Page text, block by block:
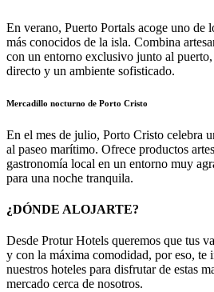
En verano, Puerto Portals acoge uno de
más conocidos de la isla. Combina
con un entorno exclusivo junto al
directo y un ambiente sofisticado.
Mercadillo nocturno de Porto Cristo
En el mes de julio, Porto Cristo celebra
al paseo marítimo. Ofrece productos
gastronomía local en un entorno muy
para una noche tranquila.
¿DÓNDE ALOJARTE?
Desde Protur Hotels queremos que tus
y con la máxima comodidad, por eso, te
nuestros hoteles para disfrutar de estas
mercado cerca de nosotros.